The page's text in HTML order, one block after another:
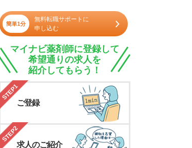
簡単1分
無料転職サポートに
申し込む
マイナビ薬剤師に登録して
希望通りの求人を
紹介してもらう！
STEP1
ご登録
STEP2
求人のご紹介